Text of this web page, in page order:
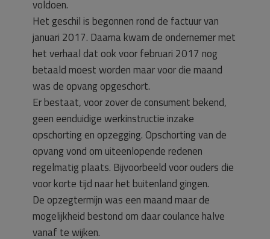
voldoen.
Het geschil is begonnen rond de factuur van
januari 2017. Daarna kwam de ondernemer met
het verhaal dat ook voor februari 2017 nog
betaald moest worden maar voor die maand
was de opvang opgeschort.
Er bestaat, voor zover de consument bekend,
geen eenduidige werkinstructie inzake
opschorting en opzegging. Opschorting van de
opvang vond om uiteenlopende redenen
regelmatig plaats. Bijvoorbeeld voor ouders die
voor korte tijd naar het buitenland gingen.
De opzegtermijn was een maand maar de
mogelijkheid bestond om daar coulance halve
vanaf te wijken.